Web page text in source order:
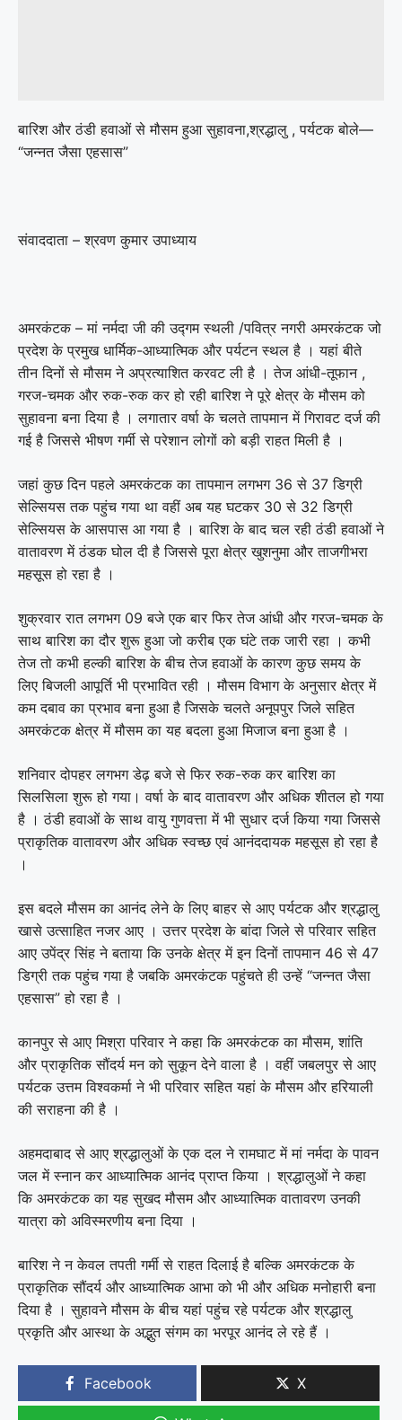
बारिश और ठंडी हवाओं से मौसम हुआ सुहावना,श्रद्धालु , पर्यटक बोले—
“जन्नत जैसा एहसास”
संवाददाता – श्रवण कुमार उपाध्याय
अमरकंटक – मां नर्मदा जी की उद्गम स्थली /पवित्र नगरी अमरकंटक जो
प्रदेश के प्रमुख धार्मिक-आध्यात्मिक और पर्यटन स्थल है । यहां बीते
तीन दिनों से मौसम ने अप्रत्याशित करवट ली है । तेज आंधी-तूफान ,
गरज-चमक और रुक-रुक कर हो रही बारिश ने पूरे क्षेत्र के मौसम को
सुहावना बना दिया है । लगातार वर्षा के चलते तापमान में गिरावट दर्ज की
गई है जिससे भीषण गर्मी से परेशान लोगों को बड़ी राहत मिली है ।
जहां कुछ दिन पहले अमरकंटक का तापमान लगभग 36 से 37 डिग्री
सेल्सियस तक पहुंच गया था वहीं अब यह घटकर 30 से 32 डिग्री
सेल्सियस के आसपास आ गया है । बारिश के बाद चल रही ठंडी हवाओं ने
वातावरण में ठंडक घोल दी है जिससे पूरा क्षेत्र खुशनुमा और ताजगीभरा
महसूस हो रहा है ।
शुक्रवार रात लगभग 09 बजे एक बार फिर तेज आंधी और गरज-चमक के
साथ बारिश का दौर शुरू हुआ जो करीब एक घंटे तक जारी रहा । कभी
तेज तो कभी हल्की बारिश के बीच तेज हवाओं के कारण कुछ समय के
लिए बिजली आपूर्ति भी प्रभावित रही । मौसम विभाग के अनुसार क्षेत्र में
कम दबाव का प्रभाव बना हुआ है जिसके चलते अनूपपुर जिले सहित
अमरकंटक क्षेत्र में मौसम का यह बदला हुआ मिजाज बना हुआ है ।
शनिवार दोपहर लगभग डेढ़ बजे से फिर रुक-रुक कर बारिश का
सिलसिला शुरू हो गया। वर्षा के बाद वातावरण और अधिक शीतल हो गया
है । ठंडी हवाओं के साथ वायु गुणवत्ता में भी सुधार दर्ज किया गया जिससे
प्राकृतिक वातावरण और अधिक स्वच्छ एवं आनंददायक महसूस हो रहा है
।
इस बदले मौसम का आनंद लेने के लिए बाहर से आए पर्यटक और श्रद्धालु
खासे उत्साहित नजर आए । उत्तर प्रदेश के बांदा जिले से परिवार सहित
आए उपेंद्र सिंह ने बताया कि उनके क्षेत्र में इन दिनों तापमान 46 से 47
डिग्री तक पहुंच गया है जबकि अमरकंटक पहुंचते ही उन्हें “जन्नत जैसा
एहसास” हो रहा है ।
कानपुर से आए मिश्रा परिवार ने कहा कि अमरकंटक का मौसम, शांति
और प्राकृतिक सौंदर्य मन को सुकून देने वाला है । वहीं जबलपुर से आए
पर्यटक उत्तम विश्वकर्मा ने भी परिवार सहित यहां के मौसम और हरियाली
की सराहना की है ।
अहमदाबाद से आए श्रद्धालुओं के एक दल ने रामघाट में मां नर्मदा के पावन
जल में स्नान कर आध्यात्मिक आनंद प्राप्त किया । श्रद्धालुओं ने कहा
कि अमरकंटक का यह सुखद मौसम और आध्यात्मिक वातावरण उनकी
यात्रा को अविस्मरणीय बना दिया ।
बारिश ने न केवल तपती गर्मी से राहत दिलाई है बल्कि अमरकंटक के
प्राकृतिक सौंदर्य और आध्यात्मिक आभा को भी और अधिक मनोहारी बना
दिया है । सुहावने मौसम के बीच यहां पहुंच रहे पर्यटक और श्रद्धालु
प्रकृति और आस्था के अद्भुत संगम का भरपूर आनंद ले रहे हैं ।
Facebook X